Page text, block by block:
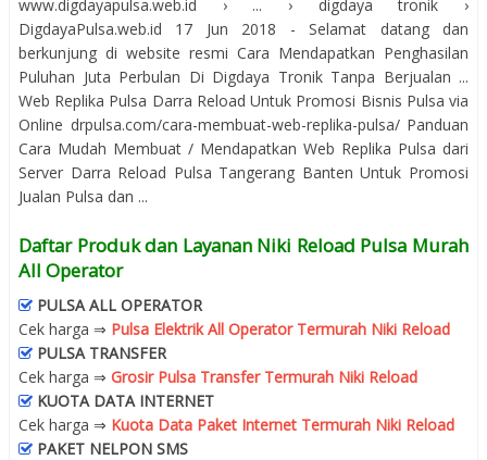
www.digdayapulsa.web.id › ... › digdaya tronik ›
DigdayaPulsa.web.id 17 Jun 2018 - Selamat datang dan
berkunjung di website resmi Cara Mendapatkan Penghasilan
Puluhan Juta Perbulan Di Digdaya Tronik Tanpa Berjualan ...
Web Replika Pulsa Darra Reload Untuk Promosi Bisnis Pulsa via
Online drpulsa.com/cara-membuat-web-replika-pulsa/ Panduan
Cara Mudah Membuat / Mendapatkan Web Replika Pulsa dari
Server Darra Reload Pulsa Tangerang Banten Untuk Promosi
Jualan Pulsa dan ...
Daftar Produk dan Layanan Niki Reload Pulsa Murah
All Operator
PULSA ALL OPERATOR
Cek harga ⇒ Pulsa Elektrik All Operator Termurah Niki Reload
PULSA TRANSFER
Cek harga ⇒ Grosir Pulsa Transfer Termurah Niki Reload
KUOTA DATA INTERNET
Cek harga ⇒ Kuota Data Paket Internet Termurah Niki Reload
PAKET NELPON SMS